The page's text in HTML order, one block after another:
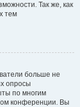
Так же, как
тем
больше не
опросы
по многим
конференции. Вы